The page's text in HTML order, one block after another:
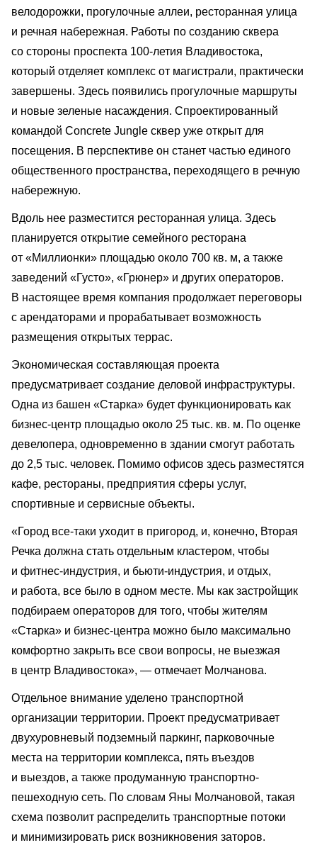
велодорожки, прогулочные аллеи, ресторанная улица
и речная набережная. Работы по созданию сквера
со стороны проспекта 100-летия Владивостока,
который отделяет комплекс от магистрали, практически
завершены. Здесь появились прогулочные маршруты
и новые зеленые насаждения. Спроектированный
командой Concrete Jungle сквер уже открыт для
посещения. В перспективе он станет частью единого
общественного пространства, переходящего в речную
набережную.
Вдоль нее разместится ресторанная улица. Здесь
планируется открытие семейного ресторана
от «Миллионки» площадью около 700 кв. м, а также
заведений «Густо», «Грюнер» и других операторов.
В настоящее время компания продолжает переговоры
с арендаторами и прорабатывает возможность
размещения открытых террас.
Экономическая составляющая проекта
предусматривает создание деловой инфраструктуры.
Одна из башен «Старка» будет функционировать как
бизнес-центр площадью около 25 тыс. кв. м. По оценке
девелопера, одновременно в здании смогут работать
до 2,5 тыс. человек. Помимо офисов здесь разместятся
кафе, рестораны, предприятия сферы услуг,
спортивные и сервисные объекты.
«Город все-таки уходит в пригород, и, конечно, Вторая
Речка должна стать отдельным кластером, чтобы
и фитнес-индустрия, и бьюти-индустрия, и отдых,
и работа, все было в одном месте. Мы как застройщик
подбираем операторов для того, чтобы жителям
«Старка» и бизнес-центра можно было максимально
комфортно закрыть все свои вопросы, не выезжая
в центр Владивостока», — отмечает Молчанова.
Отдельное внимание уделено транспортной
организации территории. Проект предусматривает
двухуровневый подземный паркинг, парковочные
места на территории комплекса, пять въездов
и выездов, а также продуманную транспортно-
пешеходную сеть. По словам Яны Молчановой, такая
схема позволит распределить транспортные потоки
и минимизировать риск возникновения заторов.